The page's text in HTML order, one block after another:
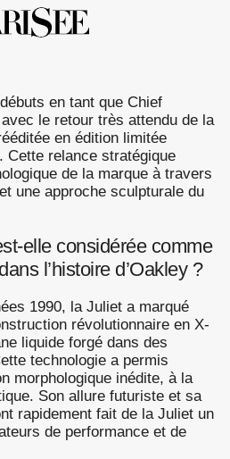
en tant que Chief
le retour très attendu de la
en édition limitée
Cette relance stratégique
de la marque à travers
une approche sculpturale du
elle considérée comme
l’histoire d’Oakley ?
1990, la Juliet a marqué
révolutionnaire en X-
liquide forgé dans des
technologie a permis
morphologique inédite, à la
Son allure futuriste et sa
rapidement fait de la Juliet un
de performance et de